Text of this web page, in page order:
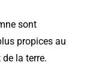
sont
propices au
la terre.